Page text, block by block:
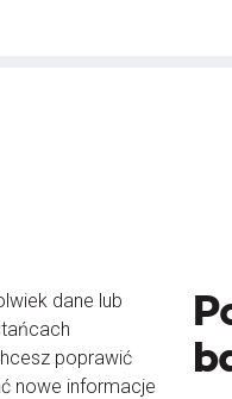
dane lub
poprawić
nowe informacje